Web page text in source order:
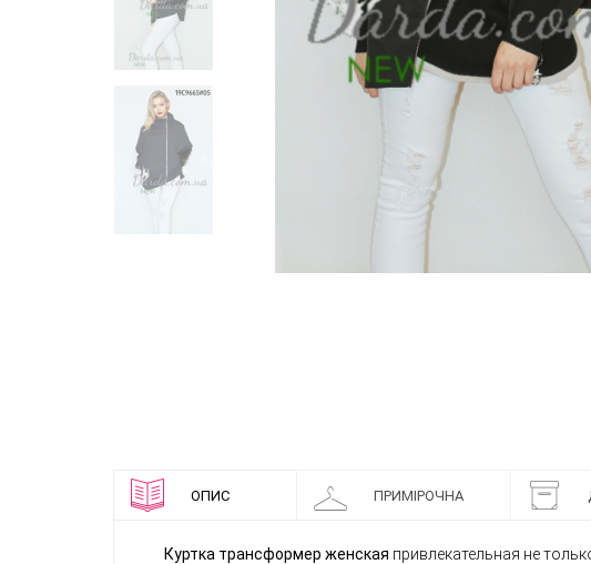
ОПИС ПРИМІРОЧНА
Куртка трансформер женская привлекательная не